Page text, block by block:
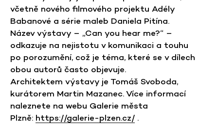
včetně nového filmového projektu Adély
Babanové a série maleb Daniela Pitína.
Název výstavy – „Can you hear me?“ –
odkazuje na nejistotu v komunikaci a touhu
po porozumění, což je téma, které se v dílech
obou autorů často objevuje.
Architektem výstavy je Tomáš Svoboda,
kurátorem Martin Mazanec. Více informací
naleznete na webu Galerie města
Plzně: https://galerie-plzen.cz/ .